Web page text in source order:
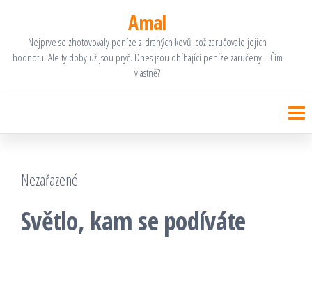
obsah
Amal
Nejprve se zhotovovaly peníze z drahých kovů, což zaručovalo jejich
hodnotu. Ale ty doby už jsou pryč. Dnes jsou obíhající peníze zaručeny… Čím
vlastně?
Nezařazené
Světlo, kam se podíváte